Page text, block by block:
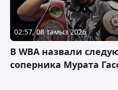
02:57, 08 тамыз 2026
В WBA назвали
соперника Мурата